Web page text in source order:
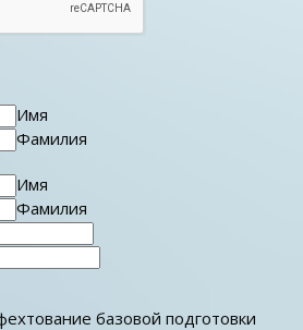
Имя
Фамилия
Имя
Фамилия
базовой подготовки